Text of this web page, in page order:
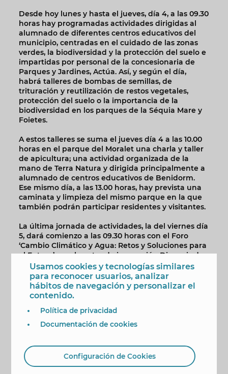
Desde hoy lunes y hasta el jueves, día 4, a las 09.30
horas hay programadas actividades dirigidas al
alumnado de diferentes centros educativos del
municipio, centradas en el cuidado de las zonas
verdes, la biodiversidad y la protección del suelo e
impartidas por personal de la concesionaria de
Parques y Jardines, Actúa. Así, y según el día,
habrá talleres de bombas de semillas, de
trituración y reutilización de restos vegetales,
protección del suelo o la importancia de la
biodiversidad en los parques de la Séquia Mare y
Foietes.
A estos talleres se suma el jueves día 4 a las 10.00
horas en el parque del Moralet una charla y taller
de apicultura; una actividad organizada de la
mano de Terra Natura y dirigida principalmente a
alumnado de centros educativos de Benidorm.
Ese mismo día, a las 13.00 horas, hay prevista una
caminata y limpieza del mismo parque en la que
también podrán participar residentes y visitantes.
La última jornada de actividades, la del viernes día
5, dará comienzo a las 09.30 horas con el Foro
‘Cambio Climático y Agua: Retos y Soluciones para
el Futuro’, en el centro de innovación Dinapsis de
Veolia. Este foro será un espacio de encuentro
para expertos del sector y diferentes colectivos
donde analizar los retos del cambio climático en
relación con la gestión y disponibilidad del agua, y
El mismo viernes a parir de las 10.00 horas tendrá
trata de una jornada de participación ambiental,
con la que colaboran el Parc Natural de la Serra
Usamos cookies y tecnologías similares
para reconocer usuarios, analizar
hábitos de navegación y personalizar el
contenido.
Política de privacidad
Documentación de cookies
Configuración de Cookies